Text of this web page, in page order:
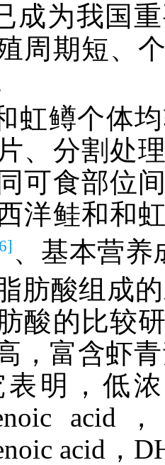
成为我国
周期短、
虹鳟个体
、分割处
可食部位
洋鲑和和
、基本营养
肪酸组成
酸的比较
，富含虾
表明，低
acid